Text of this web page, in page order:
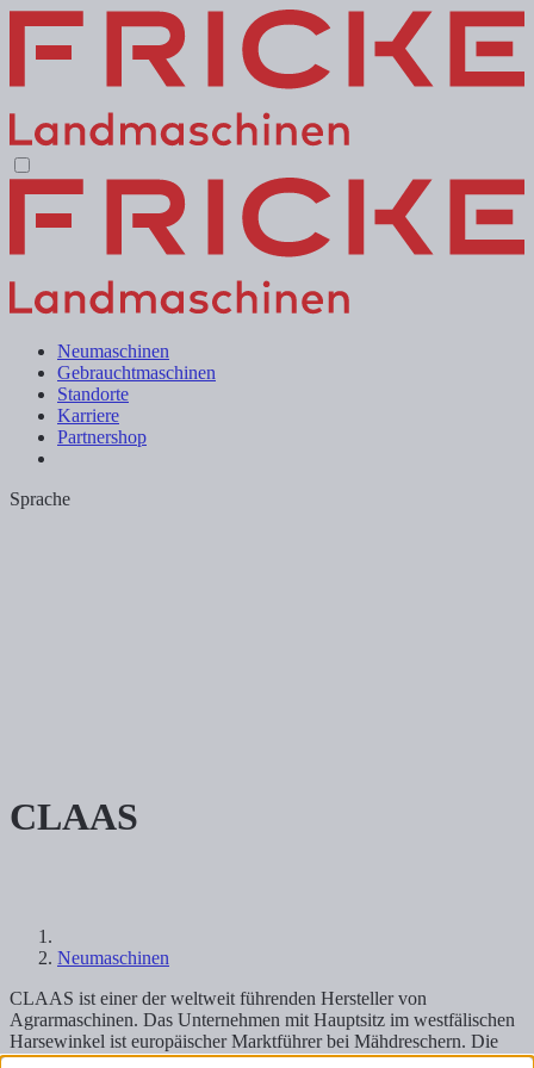
Neumaschinen
Gebrauchtmaschinen
Standorte
Karriere
Partnershop
Sprache
CLAAS
Neumaschinen
CLAAS ist einer der weltweit führenden Hersteller von
Agrarmaschinen. Das Unternehmen mit Hauptsitz im westfälischen
Harsewinkel ist europäischer Marktführer bei Mähdreschern. Die
Weltmarktführerschaft besitzt CLAAS mit seiner zweiten großen